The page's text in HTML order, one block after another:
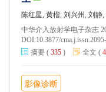
陈红星, 黄楷, 刘兴州, 刘静
中华介入放射学电子杂志
DOI:10.3877/
摘要 ( 335 ) 全文 (
影像诊断